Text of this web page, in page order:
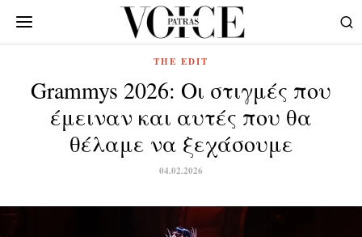
THE EDIT
Grammys 2026: Oι στιγμές που
έμειναν και αυτές που θα
θέλαμε να ξεχάσουμε
04.02.2026